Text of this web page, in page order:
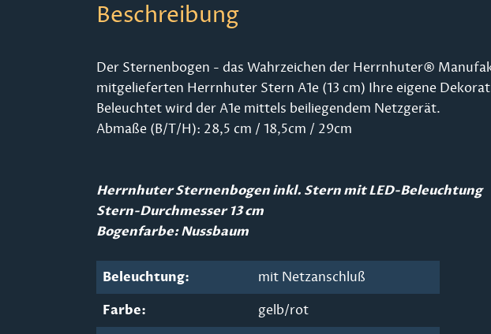
Beschreibung
Der Sternenbogen - das Wahrzeichen der Herrnhuter®
mitgelieferten Herrnhuter Stern A1e (13 cm) Ihre eigene
Beleuchtet wird der A1e mittels beiliegendem Netzgerät.
Abmaße (B/T/H): 28,5 cm / 18,5cm / 29cm
Herrnhuter Sternenbogen inkl. Stern mit LED-Beleuchtung
Stern-Durchmesser 13 cm
Bogenfarbe: Nussbaum
Beleuchtung: mit Netzanschluß
Farbe: gelb/rot